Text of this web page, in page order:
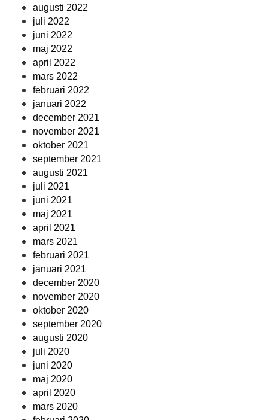
augusti 2022
juli 2022
juni 2022
maj 2022
april 2022
mars 2022
februari 2022
januari 2022
december 2021
november 2021
oktober 2021
september 2021
augusti 2021
juli 2021
juni 2021
maj 2021
april 2021
mars 2021
februari 2021
januari 2021
december 2020
november 2020
oktober 2020
september 2020
augusti 2020
juli 2020
juni 2020
maj 2020
april 2020
mars 2020